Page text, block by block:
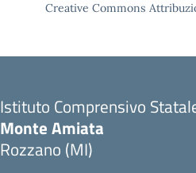
Creative Commons
Istituto Comprensivo
Monte Amiata
Rozzano (MI)